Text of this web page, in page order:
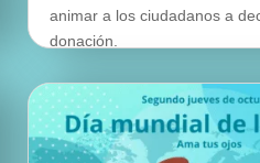
animar a los ciudadanos a
donación.